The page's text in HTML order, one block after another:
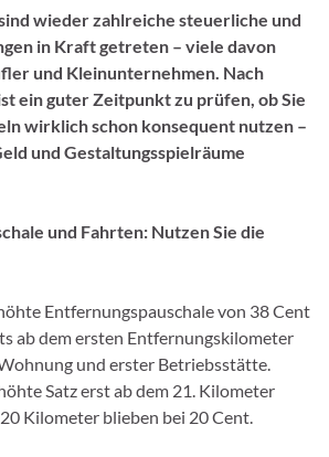
wieder zahlreiche steuerliche und
in Kraft getreten – viele davon
und Kleinunternehmen. Nach
ein guter Zeitpunkt zu prüfen, ob Sie
wirklich schon konsequent nutzen –
und Gestaltungsspielräume
und Fahrten: Nutzen Sie die
Entfernungspauschale von 38 Cent
ab dem ersten Entfernungskilometer
und erster Betriebsstätte.
Satz erst ab dem 21. Kilometer
Kilometer blieben bei 20 Cent.